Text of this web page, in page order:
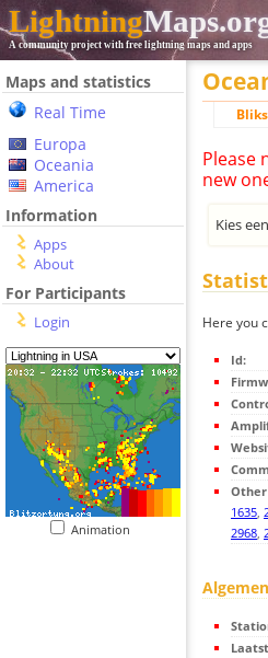
Lightning
A community project with free lightning maps and apps
Maps and statistics
Real Time
Europa
Oceania
America
Information
Apps
About
For Participants
Login
Animation
Please
new
Kies
Here you
Id:
1635,
2968,